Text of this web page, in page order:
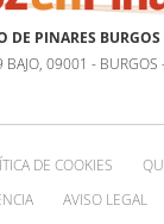
DE PINARES BURGOS
BAJO, 09001 -
DE COOKIES
AVISO LEGAL